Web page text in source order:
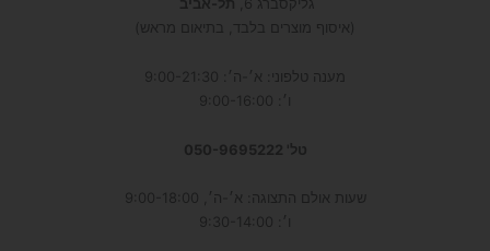
(איסוף מוצרים בלבד, בתיאום מראש)
מענה טלפוני: א׳-ה׳: 9:00-21:30
ו׳: 9:00-16:00
טל' 050-9695222
שעות אולם התצוגה: א׳-ה׳, 9:00-18:00
ו׳: 9:30-14:00